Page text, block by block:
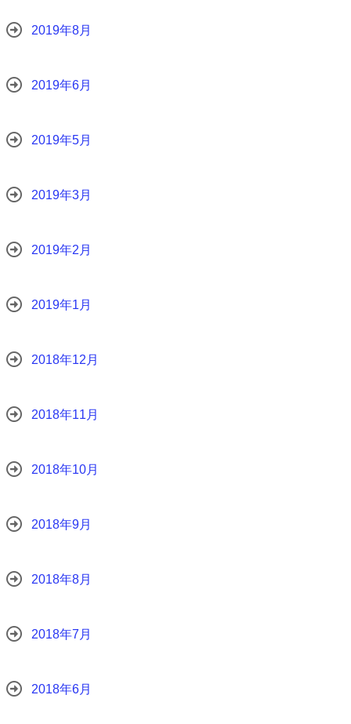
2019年8月
2019年6月
2019年5月
2019年3月
2019年2月
2019年1月
2018年12月
2018年11月
2018年10月
2018年9月
2018年8月
2018年7月
2018年6月